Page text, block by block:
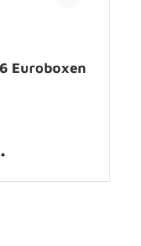
Euroboxen